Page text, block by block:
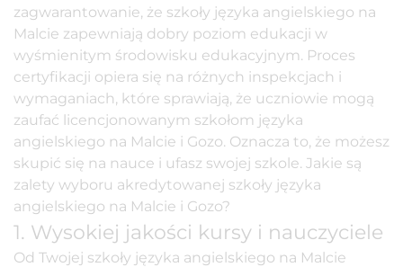
zagwarantowanie, że szkoły języka angielskiego na
Malcie zapewniają dobry poziom edukacji w
wyśmienitym środowisku edukacyjnym. Proces
certyfikacji opiera się na różnych inspekcjach i
wymaganiach, które sprawiają, że uczniowie mogą
zaufać licencjonowanym szkołom języka
angielskiego na Malcie i Gozo. Oznacza to, że możesz
skupić się na nauce i ufasz swojej szkole. Jakie są
zalety wyboru akredytowanej szkoły języka
angielskiego na Malcie i Gozo?
1. Wysokiej jakości kursy i nauczyciele
Od Twojej szkoły języka angielskiego na Malcie